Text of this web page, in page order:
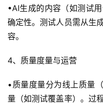
项
目
I
示
词
•AI生成的内容（如测试
确定性。测试人员需从生
容。
4、质量度量与运营
•质量度量分为线上质量
量（如测试覆盖率）。过